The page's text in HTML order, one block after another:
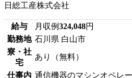
日総工産株式会社
給与 月収例324,048円
勤務地 石川県 白山市
寮・社
宅
あり（無料）
仕事内 通信機器のマシンオペレ